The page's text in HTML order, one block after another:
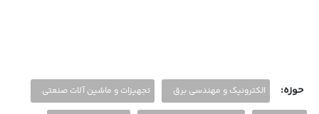
حوزه: الکترونیک و مهندسی برق تجهیزات و ماشین آلات صنعتی